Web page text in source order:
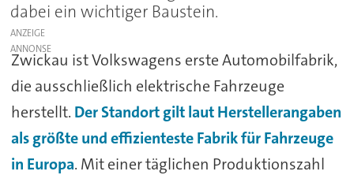
dabei ein wichtiger Baustein.
ANZEIGE
Zwickau ist Volkswagens erste Automobilfabrik,
die ausschließlich elektrische Fahrzeuge
herstellt. Der Standort gilt laut Herstellerangaben
als größte und effizienteste Fabrik für Fahrzeuge
in Europa. Mit einer täglichen Produktionszahl